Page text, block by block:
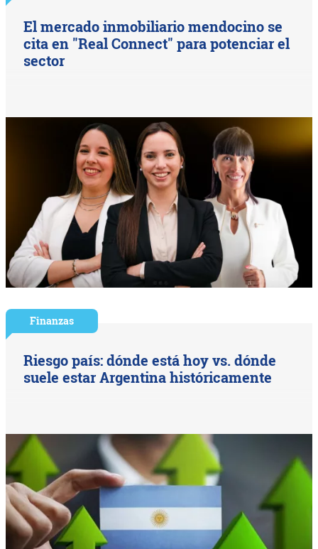
El mercado inmobiliario mendocino se
cita en "Real Connect" para potenciar el
sector
Finanzas
Riesgo país: dónde está hoy vs. dónde
suele estar Argentina históricamente